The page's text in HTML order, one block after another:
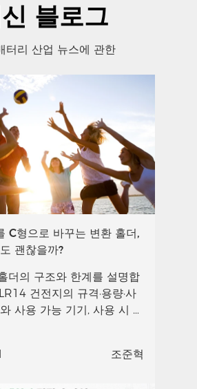
블로그
터리 산업 뉴스에 관한
C형으로 바꾸는 변환 홀더,
괜찮을까?
더의 구조와 한계를 설명합
건전지의 규격·용량·사
사용 가능 기기, 사용 시 주
조준혁